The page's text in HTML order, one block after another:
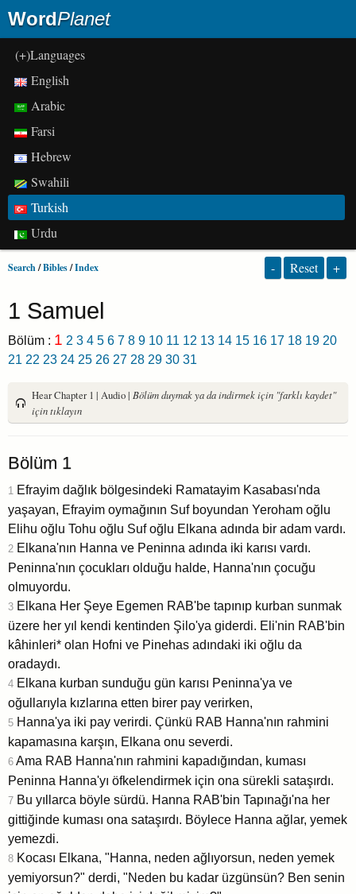
WordPlanet
(+)Languages
English
Arabic
Farsi
Hebrew
Swahili
Turkish
Urdu
Search/Bibles/Index - Reset +
1 Samuel
Bölüm : 1 2 3 4 5 6 7 8 9 10 11 12 13 14 15 16 17 18 19 20
21 22 23 24 25 26 27 28 29 30 31
Hear Chapter 1 | Audio | Bölüm duymak ya da indirmek için "farklı kaydet"
için tıklayın
Bölüm 1
1 Efrayim dağlık bölgesindeki Ramatayim Kasabası'nda
yaşayan, Efrayim oymağının Suf boyundan Yeroham oğlu
Elihu oğlu Tohu oğlu Suf oğlu Elkana adında bir adam vardı.
2 Elkana'nın Hanna ve Peninna adında iki karısı vardı.
Peninna'nın çocukları olduğu halde, Hanna'nın çocuğu
olmuyordu.
3 Elkana Her Şeye Egemen RAB'be tapınıp kurban sunmak
üzere her yıl kendi kentinden Şilo'ya giderdi. Eli'nin RAB'bin
kâhinleri* olan Hofni ve Pinehas adındaki iki oğlu da
oradaydı.
4 Elkana kurban sunduğu gün karısı Peninna'ya ve
oğullarıyla kızlarına etten birer pay verirken,
5 Hanna'ya iki pay verirdi. Çünkü RAB Hanna'nın rahmini
kapamasına karşın, Elkana onu severdi.
6 Ama RAB Hanna'nın rahmini kapadığından, kuması
Peninna Hanna'yı öfkelendirmek için ona sürekli sataşırdı.
7 Bu yıllarca böyle sürdü. Hanna RAB'bin Tapınağı'na her
gittiğinde kuması ona sataşırdı. Böylece Hanna ağlar, yemek
yemezdi.
8 Kocası Elkana, "Hanna, neden ağlıyorsun, neden yemek
yemiyorsun?" derdi, "Neden bu kadar üzgünsün? Ben senin